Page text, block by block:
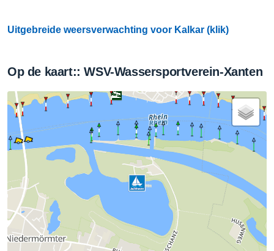
Uitgebreide weersverwachting voor Kalkar (klik)
Op de kaart:: WSV-Wassersportverein-Xanten